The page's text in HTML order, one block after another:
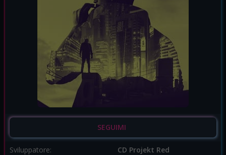
SEGUIMI
Sviluppatore:
CD Projekt Red